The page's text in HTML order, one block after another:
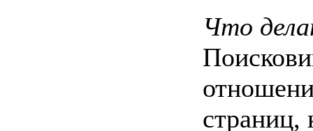
Что
страниц,